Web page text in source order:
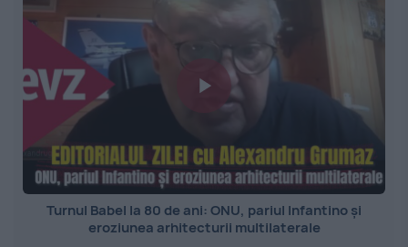
Turnul Babel la 80 de ani: ONU, pariul Infantino și
eroziunea arhitecturii multilaterale